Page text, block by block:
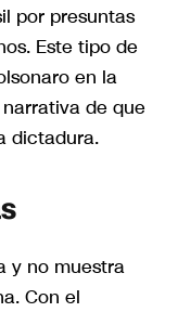
por presuntas
Este tipo de
en la
de que
dictadura.
y no muestra
Con el